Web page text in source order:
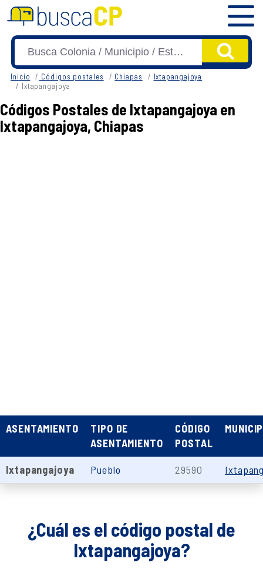
Inicio Códigos postales Chiapas
Ixtapangajoya
Ixtapangajoya
Códigos Postales de Ixtapangajoya en
Ixtapangajoya, Chiapas
ASENTAMIENTO
TIPO DE
ASENTAMIENTO
CÓDIGO
POSTAL
Ixtapangajoya Pueblo 29590
¿Cuál es el código postal de
Ixtapangajoya?